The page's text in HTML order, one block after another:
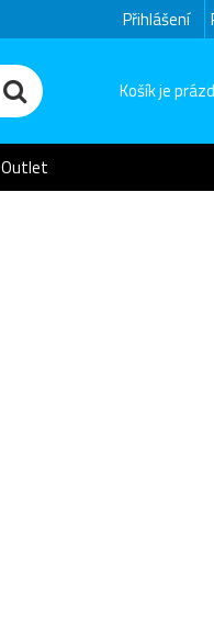
Přihlášení
Košík je
Outlet